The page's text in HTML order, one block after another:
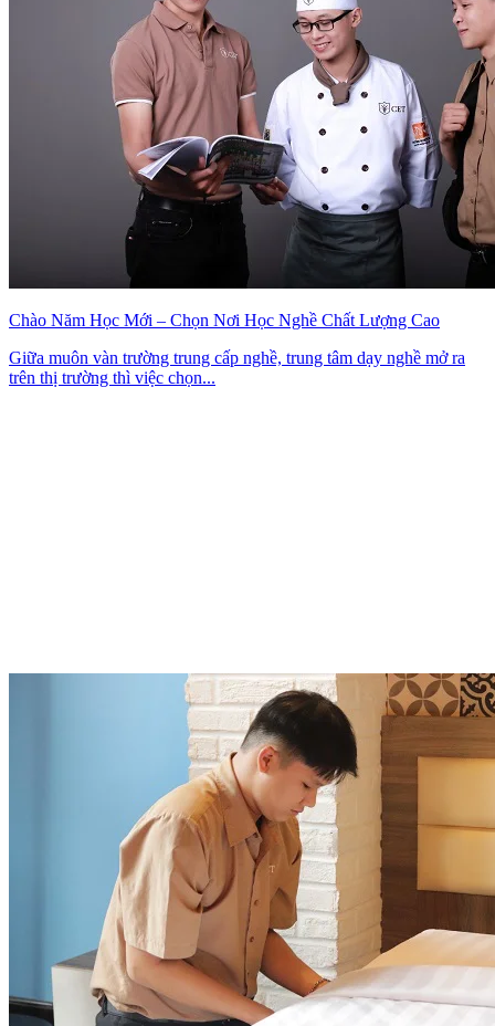
Chào Năm Học Mới – Chọn Nơi Học Nghề Chất Lượng Cao
Giữa muôn vàn trường trung cấp nghề, trung tâm dạy nghề mở ra
trên thị trường thì việc chọn...